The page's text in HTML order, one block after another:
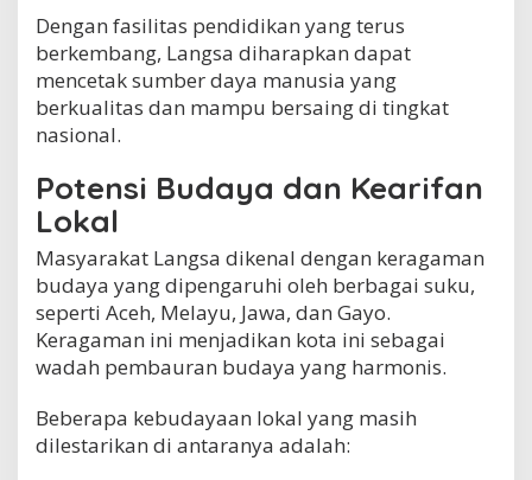
Dengan fasilitas pendidikan yang terus
berkembang, Langsa diharapkan dapat
mencetak sumber daya manusia yang
berkualitas dan mampu bersaing di tingkat
nasional.
Potensi Budaya dan Kearifan
Lokal
Masyarakat Langsa dikenal dengan keragaman
budaya yang dipengaruhi oleh berbagai suku,
seperti Aceh, Melayu, Jawa, dan Gayo.
Keragaman ini menjadikan kota ini sebagai
wadah pembauran budaya yang harmonis.
Beberapa kebudayaan lokal yang masih
dilestarikan di antaranya adalah: